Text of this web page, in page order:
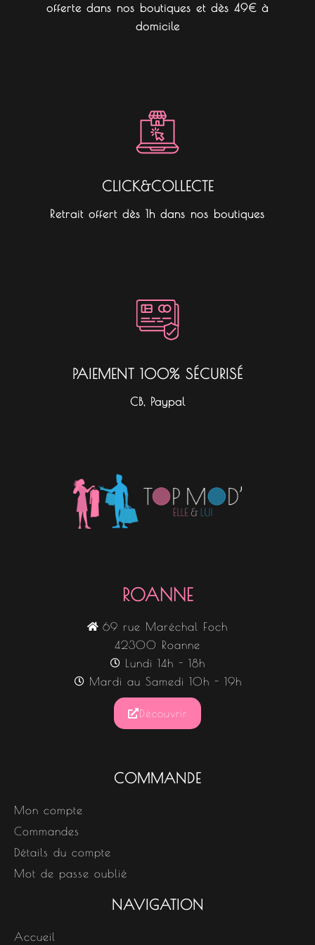
offerte dans nos boutiques et dès 49€ à
domicile
CLICK&COLLECTE
Retrait offert dès 1h dans nos boutiques
PAIEMENT 100% SÉCURISÉ
CB, Paypal
ROANNE
69 rue Maréchal Foch
42300 Roanne
Lundi 14h - 18h
Mardi au Samedi 10h - 19h
Découvrir
COMMANDE
Mon compte
Commandes
Détails du compte
Mot de passe oublié
NAVIGATION
Accueil